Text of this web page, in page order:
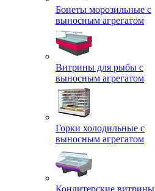
Бонеты морозильные с
выносным агрегатом
Витрины для рыбы с
выносным агрегатом
Горки холодильные с
выносным агрегатом
Кондитерские витрины